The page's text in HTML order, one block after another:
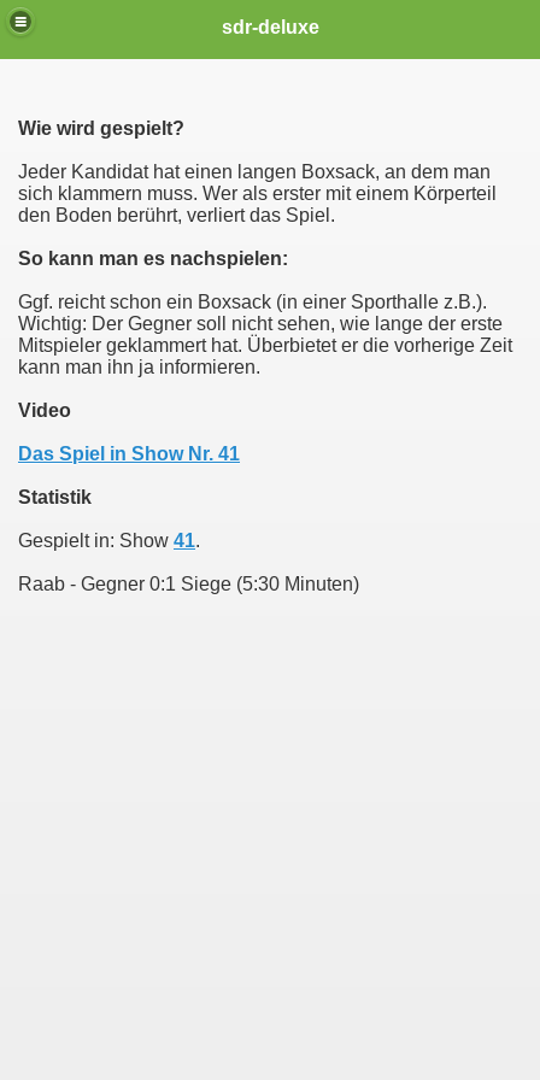
sdr-deluxe
Wie wird gespielt?
Jeder Kandidat hat einen langen Boxsack, an dem man
sich klammern muss. Wer als erster mit einem Körperteil
den Boden berührt, verliert das Spiel.
So kann man es nachspielen:
Ggf. reicht schon ein Boxsack (in einer Sporthalle z.B.).
Wichtig: Der Gegner soll nicht sehen, wie lange der erste
Mitspieler geklammert hat. Überbietet er die vorherige Zeit
kann man ihn ja informieren.
Video
Das Spiel in Show Nr. 41
Statistik
Gespielt in: Show 41.
Raab - Gegner 0:1 Siege (5:30 Minuten)